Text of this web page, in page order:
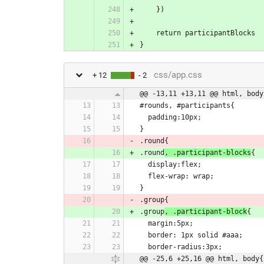
    })
    return participantBlocks
}
+ 12 - 2 css/app.css
@@ -13,11 +13,11 @@ html,
#rounds, #participants{
  padding:10px;
}
.round{
.round , .participant-blocks{
  display:flex;
  flex-wrap: wrap;
}
.group{
.group, .participant-block{
  margin:5px;
  border: 1px solid #aaa;
  border-radius:3px;
@@ -25,6 +25,16 @@ html, body{